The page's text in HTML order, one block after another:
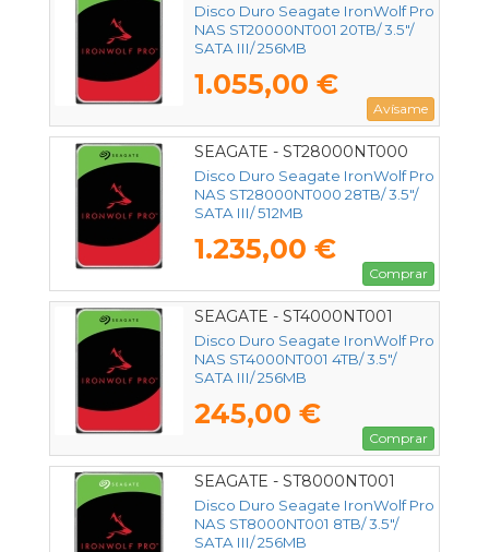
Disco Duro Seagate IronWolf Pro
NAS ST20000NT001 20TB/ 3.5"/
SATA III/ 256MB
1.055,00 €
Avísame
SEAGATE - ST28000NT000
Disco Duro Seagate IronWolf Pro
NAS ST28000NT000 28TB/ 3.5"/
SATA III/ 512MB
1.235,00 €
Comprar
SEAGATE - ST4000NT001
Disco Duro Seagate IronWolf Pro
NAS ST4000NT001 4TB/ 3.5"/
SATA III/ 256MB
245,00 €
Comprar
SEAGATE - ST8000NT001
Disco Duro Seagate IronWolf Pro
NAS ST8000NT001 8TB/ 3.5"/
SATA III/ 256MB